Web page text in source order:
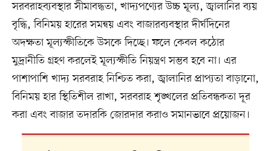
সরবরাহব্যবস্থার সীমাবদ্ধতা, খাদ্যপণ্যের উচ্চ মূল্য, জ্বালানির ব্যয়
বৃদ্ধি, বিনিময় হারের সমন্বয় এবং বাজারব্যবস্থার দীর্ঘদিনের
অদক্ষতা মূল্যস্ফীতিকে উসকে দিচ্ছে। ফলে কেবল কঠোর
মুদ্রানীতি গ্রহণ করলেই মূল্যস্ফীতি নিয়ন্ত্রণ সম্ভব হবে না। এর
পাশাপাশি খাদ্য সরবরাহ নিশ্চিত করা, জ্বালানির প্রাপ্যতা বাড়ানো,
বিনিময় হার স্থিতিশীল রাখা, সরবরাহ শৃঙ্খলের প্রতিবন্ধকতা দূর
করা এবং বাজার তদারকি জোরদার করাও সমানভাবে প্রয়োজন।